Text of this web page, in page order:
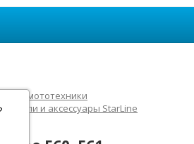
и мототехники
Модули и аксессуары StarLine
E61